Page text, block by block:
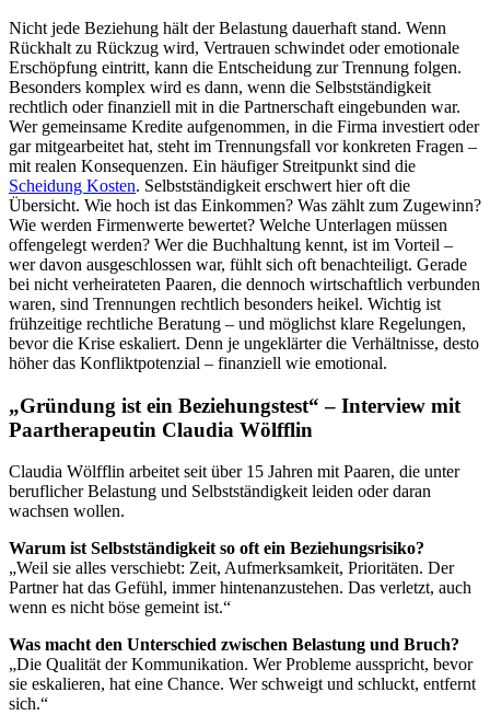
Nicht jede Beziehung hält der Belastung dauerhaft stand. Wenn
Rückhalt zu Rückzug wird, Vertrauen schwindet oder emotionale
Erschöpfung eintritt, kann die Entscheidung zur Trennung folgen.
Besonders komplex wird es dann, wenn die Selbstständigkeit
rechtlich oder finanziell mit in die Partnerschaft eingebunden war.
Wer gemeinsame Kredite aufgenommen, in die Firma investiert oder
gar mitgearbeitet hat, steht im Trennungsfall vor konkreten Fragen –
mit realen Konsequenzen. Ein häufiger Streitpunkt sind die
Scheidung Kosten. Selbstständigkeit erschwert hier oft die
Übersicht. Wie hoch ist das Einkommen? Was zählt zum Zugewinn?
Wie werden Firmenwerte bewertet? Welche Unterlagen müssen
offengelegt werden? Wer die Buchhaltung kennt, ist im Vorteil –
wer davon ausgeschlossen war, fühlt sich oft benachteiligt. Gerade
bei nicht verheirateten Paaren, die dennoch wirtschaftlich verbunden
waren, sind Trennungen rechtlich besonders heikel. Wichtig ist
frühzeitige rechtliche Beratung – und möglichst klare Regelungen,
bevor die Krise eskaliert. Denn je ungeklärter die Verhältnisse, desto
höher das Konfliktpotenzial – finanziell wie emotional.
„Gründung ist ein Beziehungstest“ – Interview mit
Paartherapeutin Claudia Wölfflin
Claudia Wölfflin arbeitet seit über 15 Jahren mit Paaren, die unter
beruflicher Belastung und Selbstständigkeit leiden oder daran
wachsen wollen.
Warum ist Selbstständigkeit so oft ein Beziehungsrisiko?
„Weil sie alles verschiebt: Zeit, Aufmerksamkeit, Prioritäten. Der
Partner hat das Gefühl, immer hintenanzustehen. Das verletzt, auch
wenn es nicht böse gemeint ist.“
Was macht den Unterschied zwischen Belastung und Bruch?
„Die Qualität der Kommunikation. Wer Probleme ausspricht, bevor
sie eskalieren, hat eine Chance. Wer schweigt und schluckt, entfernt
sich.“